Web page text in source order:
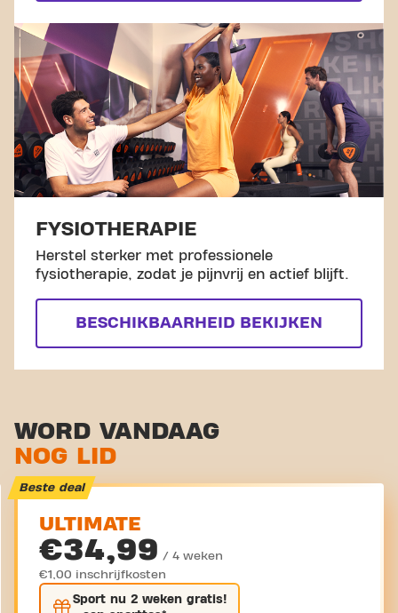
FYSIOTHERAPIE
Herstel sterker met professionele
fysiotherapie, zodat je pijnvrij en actief blijft.
BESCHIKBAARHEID BEKIJKEN
WORD VANDAAG
NOG LID
Beste deal
ULTIMATE
€34,99 / 4 weken
€1,00 inschrijfkosten
Sport nu 2 weken gratis!